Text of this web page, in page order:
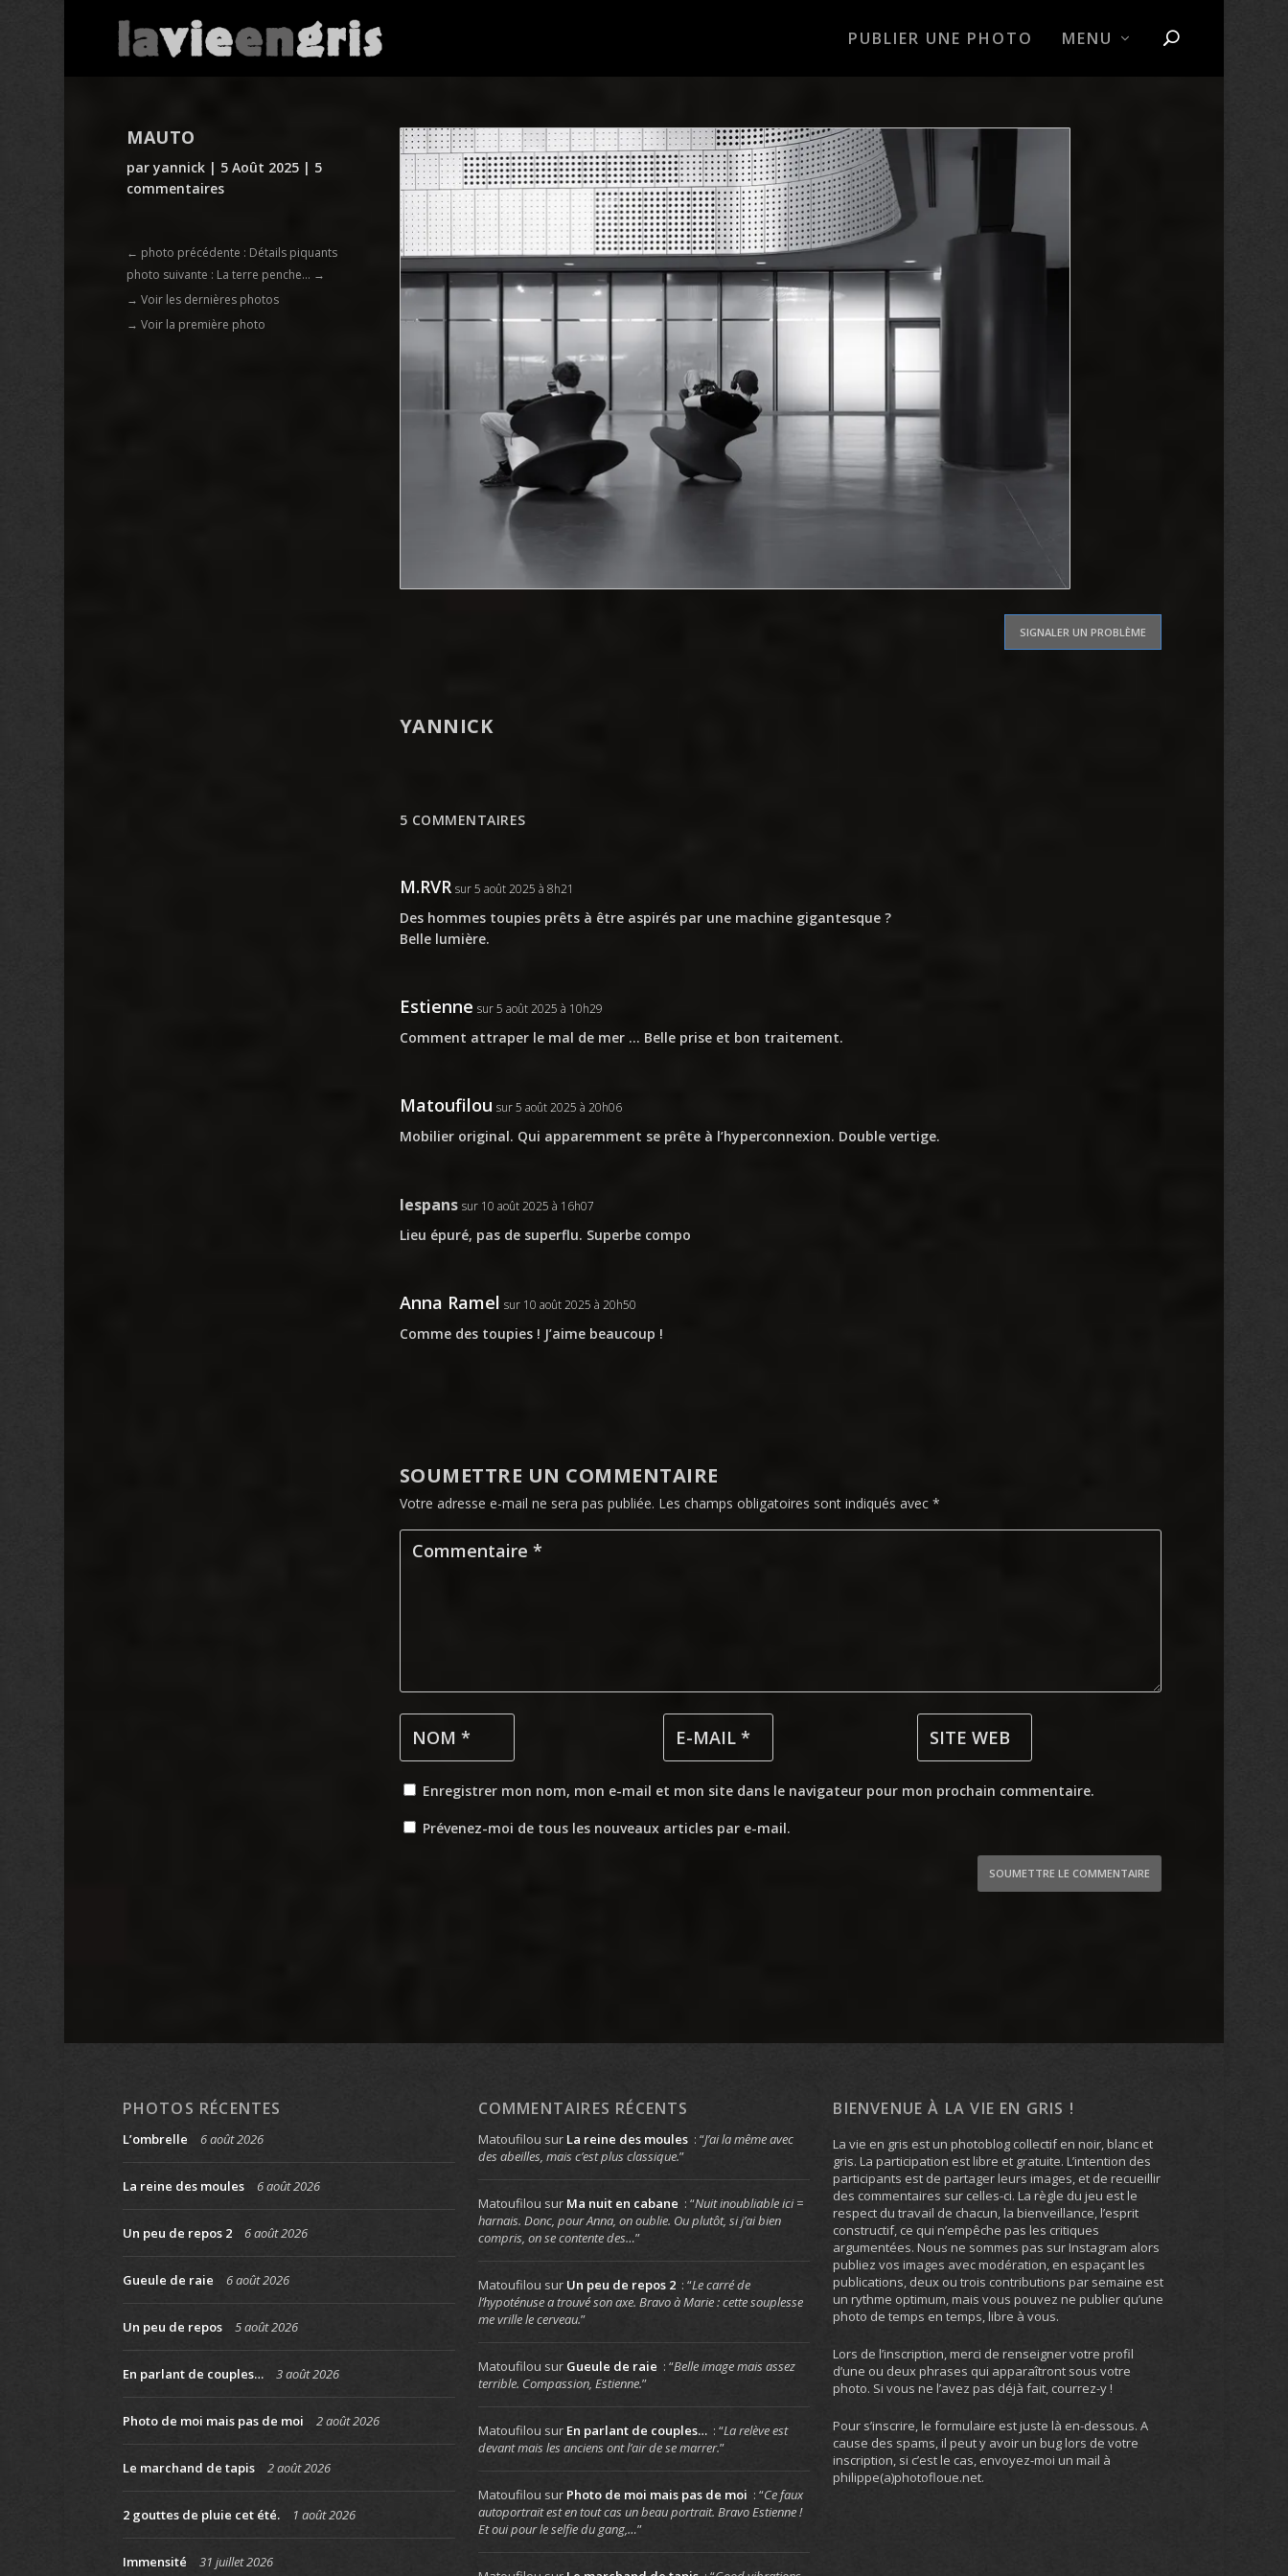
PUBLIER UNE PHOTO MENU
MAUTO
paryannick | 5 Août 2025 | 5
commentaires
← photo précédente : Détails piquants
photo suivante : La terre penche... →
→ Voir les dernières photos
→ Voir la première photo
SIGNALER UN PROBLÈME
YANNICK
5 COMMENTAIRES
M.RVR sur 5 août 2025 à 8h21
Des hommes toupies prêts à être aspirés par une machine gigantesque ?
Belle lumière.
Estienne sur 5 août 2025 à 10h29
Comment attraper le mal de mer … Belle prise et bon traitement.
Matoufilou sur 5 août 2025 à 20h06
Mobilier original. Qui apparemment se prête à l’hyperconnexion. Double vertige.
lespans sur 10 août 2025 à 16h07
Lieu épuré, pas de superflu. Superbe compo
Anna Ramel sur 10 août 2025 à 20h50
Comme des toupies ! J’aime beaucoup !
SOUMETTRE UN COMMENTAIRE
Votre adresse e-mail ne sera pas publiée. Les champs obligatoires sont indiqués avec *
Enregistrer mon nom, mon e-mail et mon site dans le navigateur pour mon prochain commentaire.
Prévenez-moi de tous les nouveaux articles par e-mail.
SOUMETTRE LE COMMENTAIRE
PHOTOS RÉCENTES
L’ombrelle 6 août 2026
La reine des moules 6 août 2026
Un peu de repos 2 6 août 2026
Gueule de raie 6 août 2026
Un peu de repos 5 août 2026
En parlant de couples… 3 août 2026
Photo de moi mais pas de moi 2 août 2026
Le marchand de tapis 2 août 2026
2 gouttes de pluie cet été. 1 août 2026
Immensité 31 juillet 2026
COMMENTAIRES RÉCENTS
Matoufilou sur La reine des moules : “J’ai la même avec
des abeilles, mais c’est plus classique.”
Matoufilou sur Ma nuit en cabane : “Nuit inoubliable ici =
harnais. Donc, pour Anna, on oublie. Ou plutôt, si j’ai bien
compris, on se contente des…”
Matoufilou sur Un peu de repos 2 : “Le carré de
l’hypoténuse a trouvé son axe. Bravo à Marie : cette souplesse
me vrille le cerveau.”
Matoufilou sur Gueule de raie : “Belle image mais assez
terrible. Compassion, Estienne.”
Matoufilou sur En parlant de couples… : “La relève est
devant mais les anciens ont l’air de se marrer.”
Matoufilou sur Photo de moi mais pas de moi : “Ce faux
autoportrait est en tout cas un beau portrait. Bravo Estienne !
Et oui pour le selfie du gang,…”
BIENVENUE À LA VIE EN GRIS !
La vie en gris est un photoblog collectif en noir, blanc et
gris. La participation est libre et gratuite. L’intention des
participants est de partager leurs images, et de recueillir
des commentaires sur celles-ci. La règle du jeu est le
respect du travail de chacun, la bienveillance, l’esprit
constructif, ce qui n’empêche pas les critiques
argumentées. Nous ne sommes pas sur Instagram alors
publiez vos images avec modération, en espaçant les
publications, deux ou trois contributions par semaine est
un rythme optimum, mais vous pouvez ne publier qu’une
photo de temps en temps, libre à vous.
Lors de l’inscription, merci de renseigner votre profil
d’une ou deux phrases qui apparaîtront sous votre
photo. Si vous ne l’avez pas déjà fait, courrez-y !
Pour s’inscrire, le formulaire est juste là en-dessous. A
cause des spams, il peut y avoir un bug lors de votre
inscription, si c’est le cas, envoyez-moi un mail à
philippe(a)photofloue.net.